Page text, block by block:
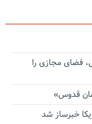
فضای مجازی را
قدوس»
خبرساز شد